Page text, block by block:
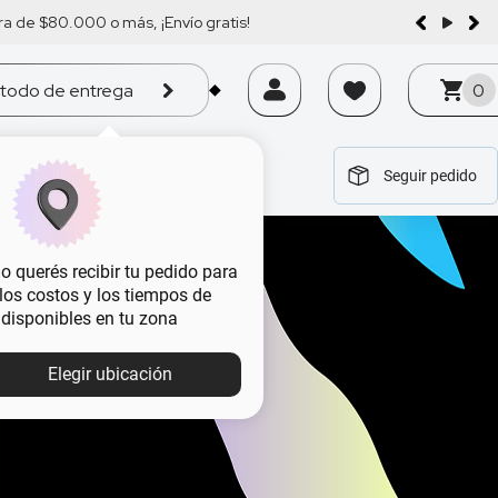
de $80.000 o más, ¡Envío gratis!
de entrega
querés recibir tu pedido para
costos y los tiempos de
en tu zona
Elegir ubicación
0
Seguir pedido